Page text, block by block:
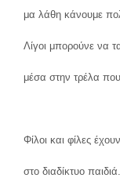
μα λάθη κάνουμε
Λίγοι μπορούνε να
μέσα στην τρέλα
Φίλοι και φίλες έχουν
στο διαδίκτυο παιδιά.